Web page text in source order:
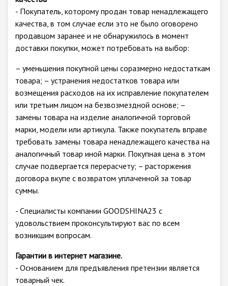
- Покупатель, которому продан товар ненадлежащего
качества, в том случае если это не было оговорено
продавцом заранее и не обнаружилось в момент
доставки покупки, может потребовать на выбор:
– уменьшения покупной цены соразмерно недостаткам
товара; – устранения недостатков товара или
возмещения расходов на их исправление покупателем
или третьим лицом на безвозмездной основе; –
замены товара на изделие аналогичной торговой
марки, модели или артикула. Также покупатель вправе
требовать замены товара ненадлежащего качества на
аналогичный товар иной марки. Покупная цена в этом
случае подвергается перерасчету; – расторжения
договора вкупе с возвратом уплаченной за товар
суммы.
- Специалисты компании GOODSHINA23 с
удовольствием проконсультируют вас по всем
возникшим вопросам.
Гарантии в интернет магазине.
- Основанием для предъявления претензии является
товарный чек.